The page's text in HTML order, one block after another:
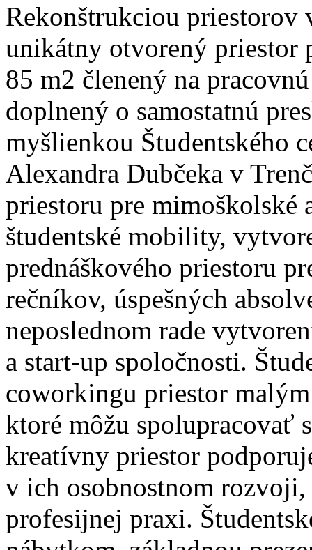
Rekonštrukciou
unikátny otvorený priestor
85 m2 členený na
doplnený o samostatnú
myšlienkou Študentského
Alexandra Dubčeka v
priestoru pre mimoškolské
študentské mobility,
prednáškového priestoru
rečníkov, úspešných
neposlednom rade
a start-up spoločnosti.
coworkingu priestor
ktoré môžu spolupracovať
kreatívny priestor
v ich osobnostnom
profesijnej praxi.